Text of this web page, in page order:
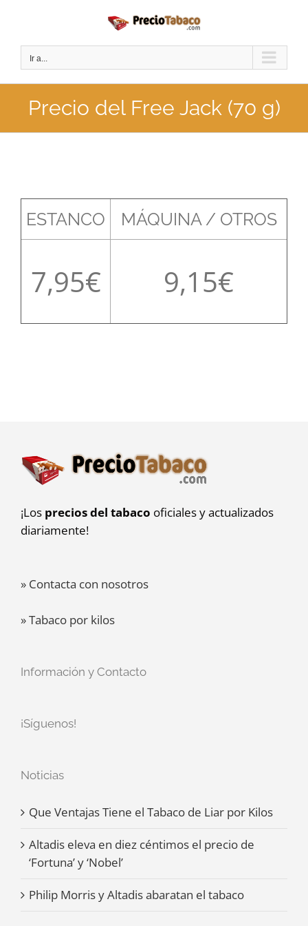
contenido
Ir a...
Precio del Free Jack (70 g)
ESTANCO MÁQUINA / OTROS
7,95 9,15
¡Los precios del tabaco oficiales y actualizados
diariamente!
» Contacta con nosotros
» Tabaco por kilos
Información y Contacto
¡Síguenos!
Noticias
Que Ventajas Tiene el Tabaco de Liar por Kilos
Altadis eleva en diez céntimos el precio de
‘Fortuna’ y ‘Nobel’
Philip Morris y Altadis abaratan el tabaco